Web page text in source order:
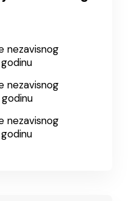
nezavisnog
nezavisnog
nezavisnog